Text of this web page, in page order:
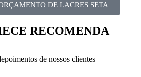
DE LACRES SETA
RECOMENDA
de nossos clientes